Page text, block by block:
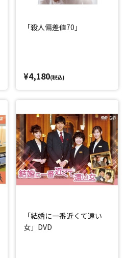
「殺人偏差値70」
¥4,180(税込)
「結婚に一番近くて遠い
女」DVD